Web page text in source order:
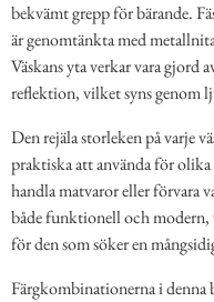
bekvämt grepp för bärande.
är genomtänkta med
Väskans yta verkar vara gjord
reflektion, vilket syns genom
Den rejäla storleken på varje
praktiska att använda för
handla matvaror eller förvara
både funktionell och
för den som söker en
Färgkombinationerna i denna